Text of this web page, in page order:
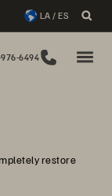
LA / ES
6494
restore